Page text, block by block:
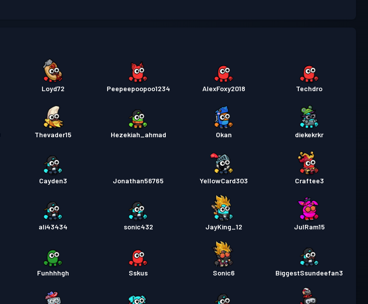
Loyd72 Peepeepoopoo1234 AlexFoxy2018 Techdro
Thevader15 Hezekiah_ahmad Okan diekekrkr
Cayden3 Jonathan56765 YellowCard303 Craftee3
ali43434 sonic432 JayKing_12 JulRam15
Funhhhgh Sskus Sonic6 BiggestSsundeefan3